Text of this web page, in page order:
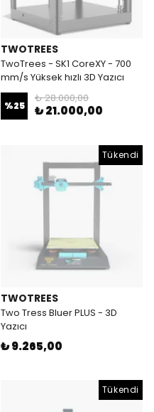
TWOTREES
TwoTrees - SK1 CoreXY - 700
mm/s Yüksek hızlı 3D Yazıcı
%25
₺ 28.000,00
₺ 21.000,00
Tükendi
TWOTREES
Two Tress Bluer PLUS - 3D
Yazıcı
₺ 9.265,00
Tükendi